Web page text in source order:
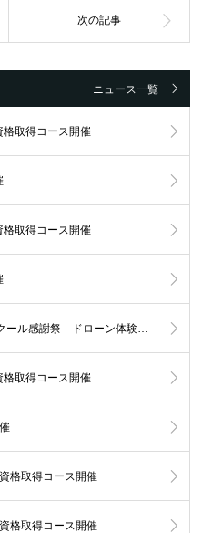
ニュース一覧
取得コース開催
取得コース開催
第10回 小田原ドライビングスクール感謝祭 ドローン体験飛行イベント開催！
取得コース開催
格取得コース開催
格取得コース開催